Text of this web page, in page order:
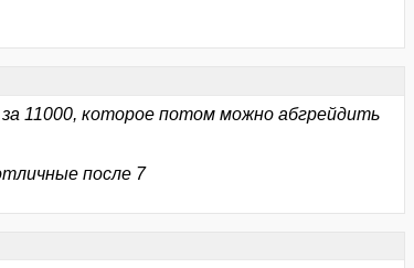
11000, которое потом можно абгрейдить
после 7